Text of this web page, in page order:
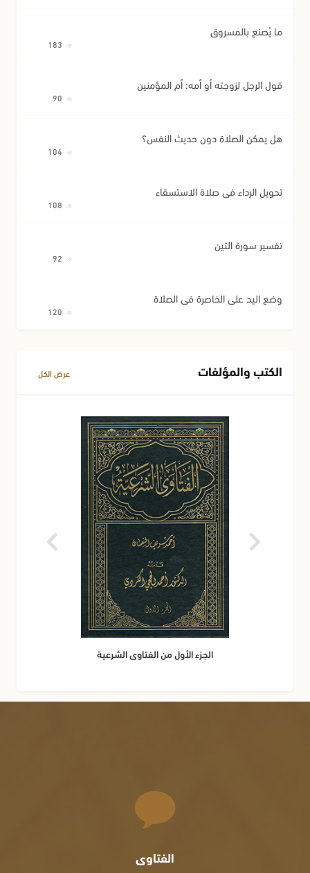
ما يُصنع بالمسروق
قول الرجل لزوجته أو أمه: أم المؤمنين
هل يمكن الصلاة دون حديث النفس؟
تحويل الرداء في صلاة الاستسقاء
تفسير سورة التين
وضع اليد على الخاصرة في الصلاة
الكتب والمؤلفات عرض الكل
الجزء الأول من الفتاوى الشرعية
الفتاوى